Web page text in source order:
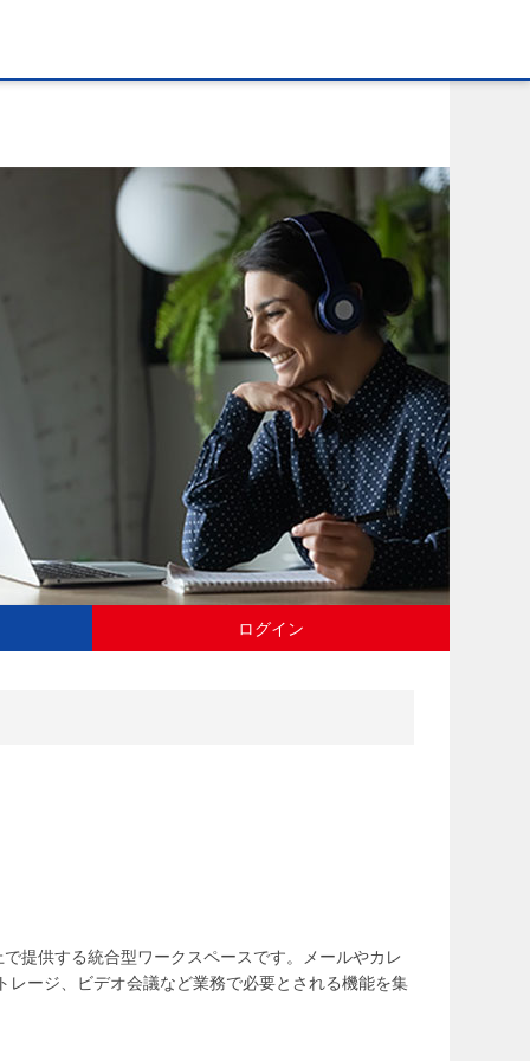
ログイン
提供する統合型ワークスペースです。メールやカレ
ージ、ビデオ会議など業務で必要とされる機能を集